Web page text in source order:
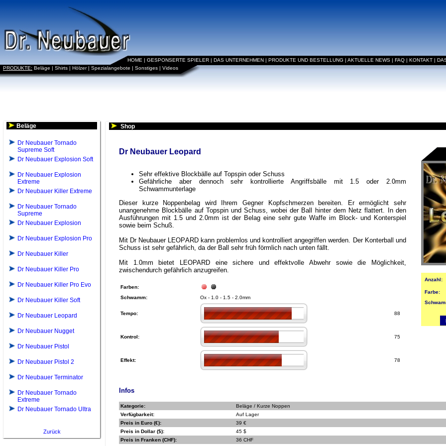
HOME | GESPONSERTE SPIELER | DAS UNTERNEHMEN | PRODUKTE UND BESTELLUNG | AKTUELLE NEWS | FAQ | KONTAKT |
PRODUKTE: Beläge | Shirts | Hölzer| Spezialangebote | Sonstiges | Videos
Beläge
Dr Neubauer Tornado
Supreme Soft
Dr Neubauer Explosion Soft
Dr Neubauer Explosion
Extreme
Dr Neubauer Killer Extreme
Dr Neubauer Tornado
Supreme
Dr Neubauer Explosion
Dr Neubauer Explosion Pro
Dr Neubauer Killer
Dr Neubauer Killer Pro
Dr Neubauer Killer Pro Evo
Dr Neubauer Killer Soft
Dr Neubauer Leopard
Dr Neubauer Nugget
Dr Neubauer Pistol
Dr Neubauer Pistol 2
Dr Neubauer Terminator
Dr Neubauer Tornado
Extreme
Dr Neubauer Tornado Ultra
Zurück
Shop
Dr Neubauer Leopard
Sehr effektive Blockbälle auf Topspin oder Schuss
Gefährliche aber dennoch sehr kontrollierte Angriffsbälle mit 1.5 oder 2.0mm
Schwammunterlage
Dieser kurze Noppenbelag wird Ihrem Gegner Kopfschmerzen bereiten. Er ermöglicht sehr
unangenehme Blockbälle auf Topspin und Schuss, wobei der Ball hinter dem Netz flattert. In den
Ausführungen mit 1.5 und 2.0mm ist der Belag eine sehr gute Waffe im Block- und Konterspiel
sowie beim Schuß.
Mit Dr Neubauer LEOPARD kann problemlos und kontrolliert angegriffen werden. Der Konterball und
Schuss ist sehr gefährlich, da der Ball sehr früh förmlich nach unten fällt.
Mit 1.0mm bietet LEOPARD eine sichere und effektvolle Abwehr sowie die Möglichkeit,
zwischendurch gefährlich anzugreifen.
Farben:
Schwamm:
Ox - 1.0 - 1.5 - 2.0mm
Tempo: 88
Kontrol: 75
Effekt: 78
Anzahl:
Farbe:
Infos
Kategorie:
Beläge / Kurze Noppen
Verfügbarkeit:
Auf Lager
Preis in Euro (€):
39 €
Preis in Dollar ($):
45 $
Preis in Franken (CHF):
36 CHF